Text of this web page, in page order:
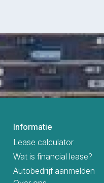
Informatie
Lease calculator
Wat is financial lease?
Autobedrijf aanmelden